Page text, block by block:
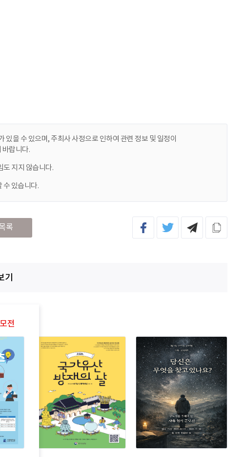
을 수 있으며, 주최사 사정으로 인하여 관련 정보 및 일정이
바랍니다.
도 지지 않습니다.
있습니다.
록
기